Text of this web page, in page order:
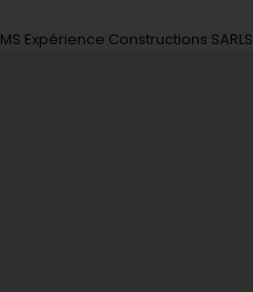
MS Expérience Constructions SARLS